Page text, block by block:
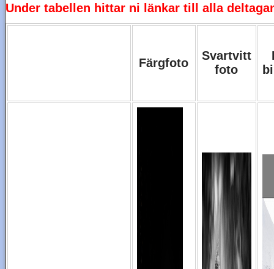
Under tabellen hittar ni länkar till alla
Färgfoto
Svartvitt
foto